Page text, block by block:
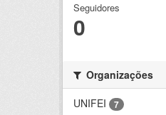
Seguidores
0
Organizações
UNIFEI
7